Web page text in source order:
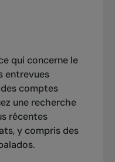
qui concerne le
entrevues
comptes
une recherche
récentes
y compris des